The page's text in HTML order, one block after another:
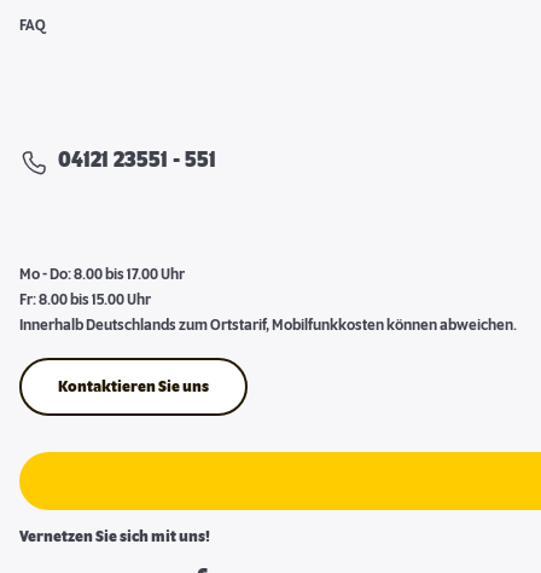
FAQ
04121 23551 - 551
Mo - Do: 8.00 bis 17.00 Uhr
Fr: 8.00 bis 15.00 Uhr
Innerhalb Deutschlands zum Ortstarif, Mobilfunkkosten können abweichen.
Kontaktieren Sie uns
Vernetzen Sie sich mit uns!